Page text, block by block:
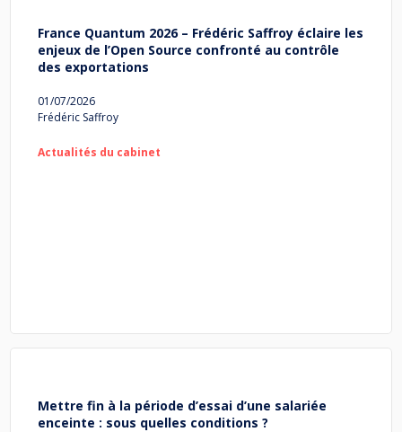
France Quantum 2026 – Frédéric Saffroy éclaire les
enjeux de l’Open Source confronté au contrôle
des exportations
01/07/2026
Frédéric Saffroy
Actualités du cabinet
Mettre fin à la période d’essai d’une salariée
enceinte : sous quelles conditions ?